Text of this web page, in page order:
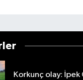
Korkunç olay: